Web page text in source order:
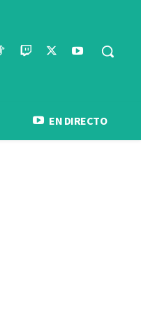
EN DIRECTO